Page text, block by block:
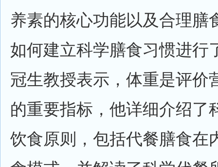
养素的核心功能以及合理膳
如何建立科学膳食习惯进行
冠生教授表示，体重是评价
的重要指标，他详细介绍了
饮食原则，包括代餐膳食在